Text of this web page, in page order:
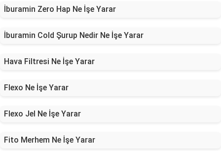
İburamin Zero Hap Ne İşe Yarar
İburamin Cold Şurup Nedir Ne İşe Yarar
Hava Filtresi Ne İşe Yarar
Flexo Ne İşe Yarar
Flexo Jel Ne İşe Yarar
Fito Merhem Ne İşe Yarar